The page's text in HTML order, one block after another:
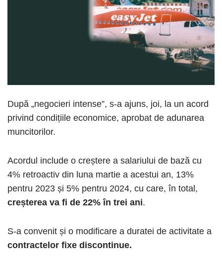
După „negocieri intense”, s-a ajuns, joi, la un acord
privind condițiile economice, aprobat de adunarea
muncitorilor.
Acordul include o creștere a salariului de bază cu
4% retroactiv din luna martie a acestui an, 13%
pentru 2023 și 5% pentru 2024, cu care, în total,
creșterea va fi de 22% în trei ani.
S-a convenit și o modificare a duratei de activitate a
contractelor fixe discontinue.